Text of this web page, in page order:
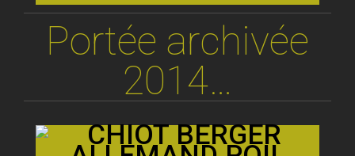
Portée archivée
2014…